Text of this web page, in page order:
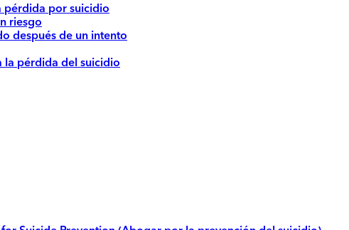
pérdida por suicidio
riesgo
después de un intento
la pérdida del suicidio